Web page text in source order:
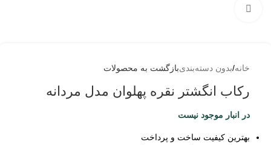
خانه/بدون دسته‌بندیبازگشت به محصولات
رکاب انگشتر نقره پهلوان مدل مردانه
در انبار موجود نیست
بهترین کیفیت ساخت و پرداخت